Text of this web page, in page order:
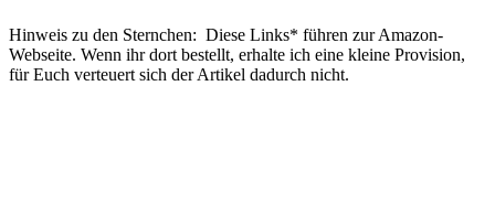
Hinweis zu den Sternchen: Diese Links* führen zur Amazon-
Webseite. Wenn ihr dort bestellt, erhalte ich eine kleine Provision,
für Euch verteuert sich der Artikel dadurch nicht.